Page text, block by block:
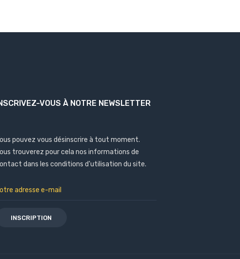
VOUS À NOTRE NEWSLETTER
pouvez vous désinscrire à tout moment.
trouverez pour cela nos informations de
dans les conditions d'utilisation du site.